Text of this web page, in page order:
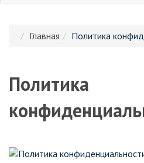
Главная Политика
Политика